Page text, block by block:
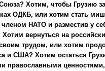
Союза? Хотим, чтобы Грузию
ОДКБ, или хотим стать
НАТО и разместив у
вернуться на
трудом, или хотим
и США? Хотим остаться
православными ценностями,